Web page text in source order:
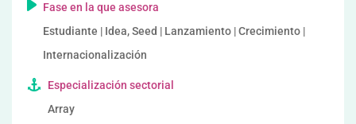
Fase en la que asesora
Estudiante | Idea, Seed | Lanzamiento | Crecimiento |
Internacionalización
Especialización sectorial
Array